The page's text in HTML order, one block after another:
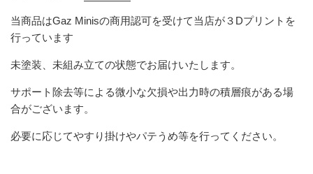
当商品はGaz Minisの商用認可を受けて当店が３Dプリントを
行っています
未塗装、未組み立ての状態でお届けいたします。
サポート除去等による微小な欠損や出力時の積層痕がある場
合がございます。
必要に応じてやすり掛けやパテうめ等を行ってください。